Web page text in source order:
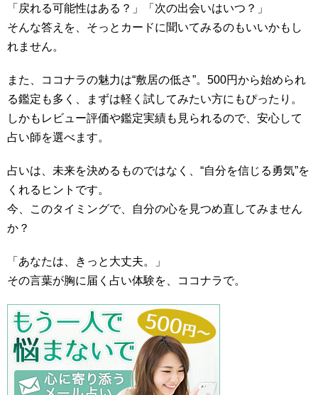
「戻れる可能性はある？」「次の出会いはいつ？」
そんな答えを、そっとカードに聞いてみるのもいいかもし
れません。
また、ココナラの魅力は“敷居の低さ”。500円から始められ
る鑑定も多く、まずは軽く試してみたい方にもぴったり。
しかもレビュー評価や鑑定実績も見られるので、安心して
占い師を選べます。
占いは、未来を決めるものではなく、“自分を信じる勇気”を
くれるヒントです。
今、このタイミングで、自分の心を見つめ直してみません
か？
「あなたは、きっと大丈夫。」
その言葉が胸に届く占い体験を、ココナラで。